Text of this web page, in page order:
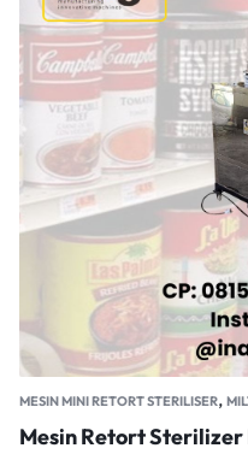
MESIN MINI RETORT STERILISER,
Mesin Retort